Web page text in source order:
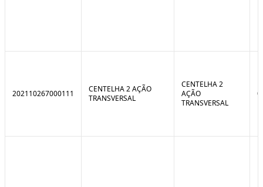
202110267000111
CENTELHA 2 AÇÃO
TRANSVERSAL
CENTELHA 2
AÇÃO
TRANSVERSAL